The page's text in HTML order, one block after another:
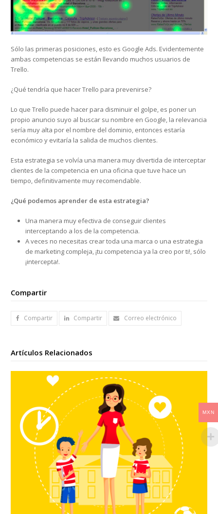
Sólo las primeras posiciones, esto es Google Ads. Evidentemente
ambas competencias se están llevando muchos usuarios de
Trello.
¿Qué tendría que hacer Trello para prevenirse?
Lo que Trello puede hacer para disminuir el golpe, es poner un
propio anuncio suyo al buscar su nombre en Google, la relevancia
sería muy alta por el nombre del dominio, entonces estaría
económico y evitaría la salida de muchos clientes.
Esta estrategia se volvía una manera muy divertida de interceptar
clientes de la competencia en una oficina que tuve hace un
tiempo, definitivamente muy recomendable.
¿Qué podemos aprender de esta estrategia?
Una manera muy efectiva de conseguir clientes
interceptando a los de la competencia.
A veces no necesitas crear toda una marca o una estrategia
de marketing compleja, ¡tu competencia ya la creo por ti!, sólo
¡intercepta!.
Compartir
Compartir Compartir Correo electrónico
Artículos Relacionados
MXN